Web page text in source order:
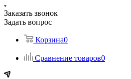
Заказать звонок
Задать вопрос
Корзина0
Сравнение товаров0